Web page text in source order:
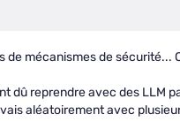
mécanismes de sécurité...
dû reprendre avec des LLM
aléatoirement avec